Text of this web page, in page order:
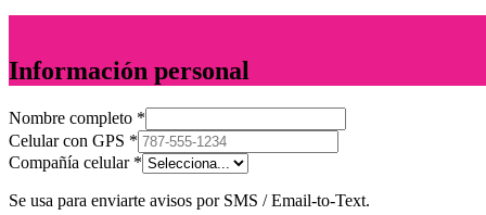
Información personal
Nombre completo *
Celular con GPS *
Compañía celular *
Se usa para enviarte avisos por SMS / Email-to-Text.